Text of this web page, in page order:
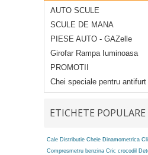
AUTO SCULE
SCULE DE MANA
PIESE AUTO - GAZelle
Girofar Rampa Iuminoasa
PROMOTII
Chei speciale pentru antifurt
ETICHETE POPULARE
Cale Distributie Cheie Dinamometrica
Compresmetru benzina Cric crocodil